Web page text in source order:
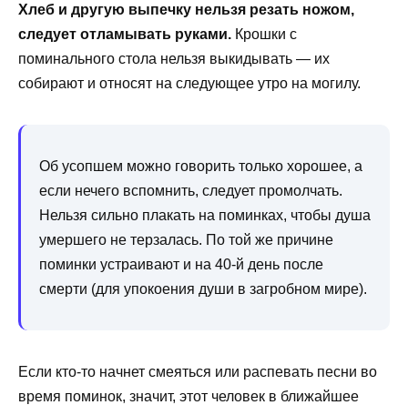
Хлеб и другую выпечку нельзя резать ножом,
следует отламывать руками. Крошки с
поминального стола нельзя выкидывать — их
собирают и относят на следующее утро на могилу.
Об усопшем можно говорить только хорошее, а
если нечего вспомнить, следует промолчать.
Нельзя сильно плакать на поминках, чтобы душа
умершего не терзалась. По той же причине
поминки устраивают и на 40-й день после
смерти (для упокоения души в загробном мире).
Если кто-то начнет смеяться или распевать песни во
время поминок, значит, этот человек в ближайшее